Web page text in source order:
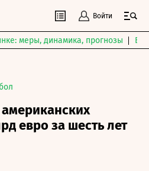
Войти
меры, динамика, прогнозы
евро за шесть лет